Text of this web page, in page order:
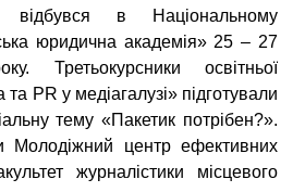
відбувся в Національному
юридична академія» 25 – 27
Третьокурсники освітньої
PR у медіагалузі» підготували
тему «Пакетик потрібен?».
Молодіжний центр ефективних
журналістики місцевого